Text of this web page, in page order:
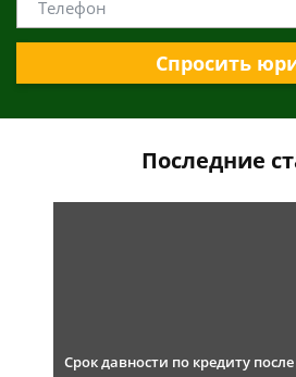
Спросить
Последние
Срок давности по кредиту